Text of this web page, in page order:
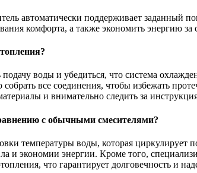
автоматически поддерживает заданный
комфорта, а также экономить энергию
воды и убедиться, что система
все соединения, чтобы избежать
и внимательно следить за
с обычными смесителями?
температуры воды, которая циркулирует
и экономии энергии. Кроме того,
что гарантирует долговечность и